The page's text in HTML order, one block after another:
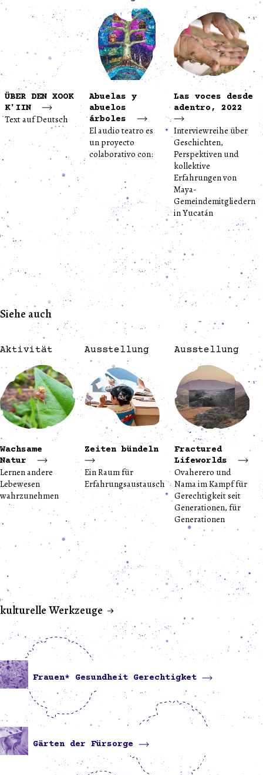
ÜBER DEN XOOK
K'IIN
Text auf Deutsch
Abuelas y
abuelos
árboles
El audio teatro es
un proyecto
colaborativo con:
Las voces desde
adentro, 2022
Interviewreihe über
Geschichten,
Perspektiven und
kollektive
Erfahrungen von
Maya-
Gemeindemitgliedern
in Yucatán
Siehe auch
Aktivität
Wachsame
Natur
Lernen andere
Lebewesen
wahrzunehmen
Ausstellung
Zeiten bündeln
Ein Raum für
Erfahrungsaustausch
Ausstellung
Fractured
Lifeworlds
Ovaherero und
Nama im Kampf für
Gerechtigkeit seit
Generationen, für
Generationen
kulturelle Werkzeuge
Frauen* Gesundheit Gerechtigket
Gärten der Fürsorge